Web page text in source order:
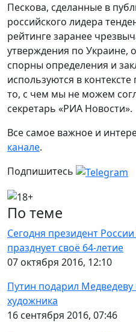
Пескова, сделанные в
российского лидера
рейтинге заранее
утверждения по Украине,
спорны определения и
используются в
то, с чем мы не можем
секретарь «РИА Новости».
Все самое важное и
канале.
Подпишитесь
По теме
Сегодня президент
празднует своё 64-летие
07 октября 2016, 12:10
Путин подарил Медведеву
художника
16 сентября 2016, 07:46